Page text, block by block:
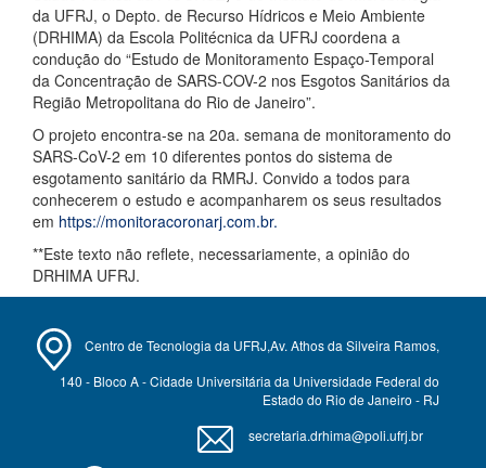
da UFRJ, o Depto. de Recurso Hídricos e Meio Ambiente
(DRHIMA) da Escola Politécnica da UFRJ coordena a
condução do “Estudo de Monitoramento Espaço-Temporal
da Concentração de SARS-COV-2 nos Esgotos Sanitários da
Região Metropolitana do Rio de Janeiro”.
O projeto encontra-se na 20a. semana de monitoramento do
SARS-CoV-2 em 10 diferentes pontos do sistema de
esgotamento sanitário da RMRJ. Convido a todos para
conhecerem o estudo e acompanharem os seus resultados
em https://monitoracoronarj.com.br.
**Este texto não reflete, necessariamente, a opinião do
DRHIMA UFRJ.
Centro de Tecnologia da UFRJ,Av. Athos da Silveira Ramos,
140 - Bloco A - Cidade Universitária da Universidade Federal do
Estado do Rio de Janeiro - RJ
secretaria.drhima@poli.ufrj.br